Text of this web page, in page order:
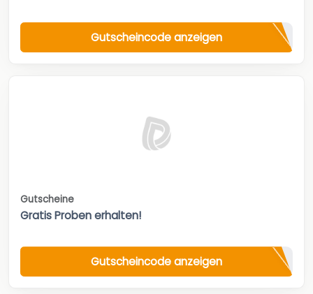
Gutscheincode anzeigen
Gutscheine
Gratis Proben erhalten!
Gutscheincode anzeigen